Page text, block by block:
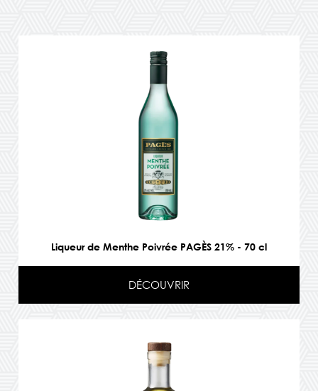
Liqueur de Menthe Poivrée PAGÈS 21% - 70 cl
DÉCOUVRIR